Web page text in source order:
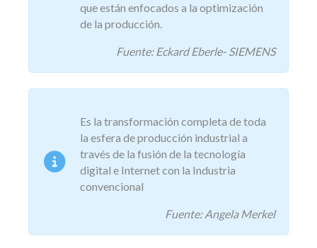
que están enfocados a la optimización
de la producción.
Fuente: Eckard Eberle- SIEMENS
Es la transformación completa de toda
la esfera de producción industrial a
través de la fusión de la tecnología
digital e Internet con la Industria
convencional
Fuente: Angela Merkel